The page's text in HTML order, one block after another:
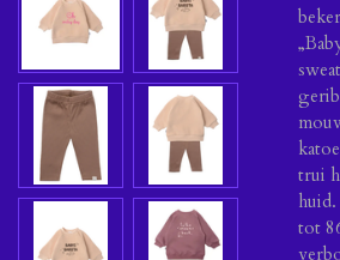
trui
tot